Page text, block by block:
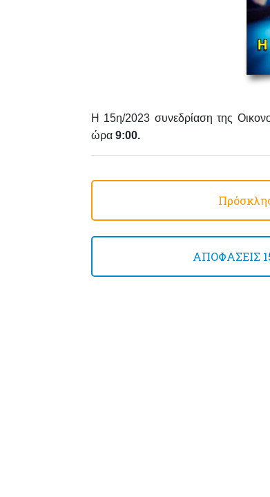
Η 15η/2023 συνεδρίαση της
ώρα 9:00.
ΑΠΟΦΑΣΕΙΣ